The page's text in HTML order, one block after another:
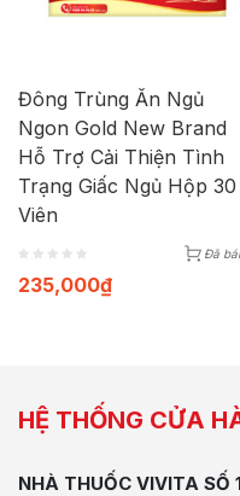
Đông Trùng Ăn Ngủ
Ngon Gold New Brand
Hỗ Trợ Cải Thiện Tình
Trạng Giấc Ngủ Hộp 30
Viên
Đã
235,000₫
HỆ THỐNG CỬA
NHÀ THUỐC VIVITA SỐ